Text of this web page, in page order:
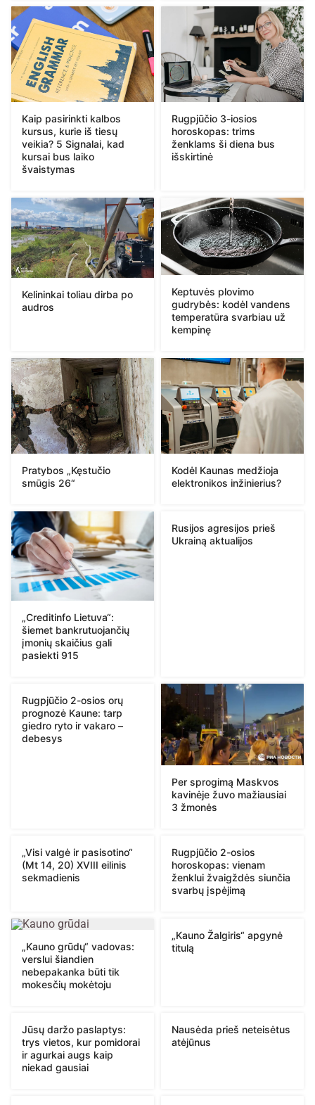
Kaip pasirinkti kalbos
kursus, kurie iš tiesų
veikia? 5 Signalai, kad
kursai bus laiko
švaistymas
Rugpjūčio 3-iosios
horoskopas: trims
ženklams ši diena bus
išskirtinė
Kelininkai toliau dirba po
audros
Keptuvės plovimo
gudrybės: kodėl vandens
temperatūra svarbiau už
kempinę
Pratybos „Kęstučio
smūgis 26“
Kodėl Kaunas medžioja
elektronikos inžinierius?
„Creditinfo Lietuva“:
šiemet bankrutuojančių
įmonių skaičius gali
pasiekti 915
Rusijos agresijos prieš
Ukrainą aktualijos
Rugpjūčio 2-osios orų
prognozė Kaune: tarp
giedro ryto ir vakaro –
debesys
Per sprogimą Maskvos
kavinėje žuvo mažiausiai
3 žmonės
„Visi valgė ir pasisotino“
(Mt 14, 20) XVIII eilinis
sekmadienis
Rugpjūčio 2-osios
horoskopas: vienam
ženklui žvaigždės siunčia
svarbų įspėjimą
„Kauno grūdų“ vadovas:
verslui šiandien
nebepakanka būti tik
mokesčių mokėtoju
„Kauno Žalgiris“ apgynė
titulą
Jūsų daržo paslaptys:
trys vietos, kur pomidorai
ir agurkai augs kaip
niekad gausiai
Nausėda prieš neteisėtus
atėjūnus